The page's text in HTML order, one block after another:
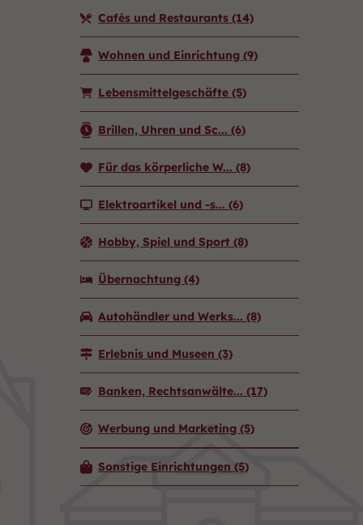
Cafés und Restaurants (14)
Wohnen und Einrichtung (9)
Lebensmittelgeschäfte (5)
Brillen, Uhren und Sc... (6)
Für das körperliche W... (8)
Elektroartikel und -s... (6)
Hobby, Spiel und Sport (8)
Übernachtung (4)
Autohändler und Werks... (8)
Erlebnis und Museen (3)
Banken, Rechtsanwälte... (17)
Werbung und Marketing (5)
Sonstige Einrichtungen (5)